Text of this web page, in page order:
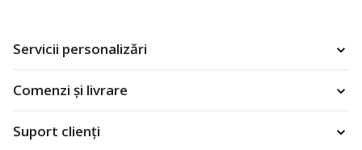
Servicii personalizări
Comenzi și livrare
Suport clienți